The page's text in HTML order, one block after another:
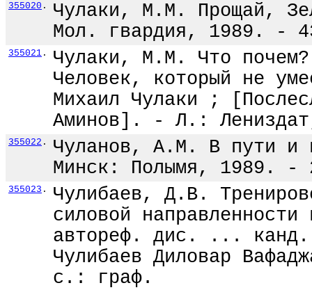
355020 .
Чулаки, М.М. Прощай,
Мол. гвардия, 1989. -
355021 .
Чулаки, М.М. Что почем?
Человек, который не
Михаил Чулаки ;
Аминов]. - Л.:
355022 .
Чуланов, А.М. В пути
Минск: Полымя, 1989. -
355023 .
Чулибаев, Д.В.
силовой
автореф. дис. ...
Чулибаев Диловар
с.: граф.